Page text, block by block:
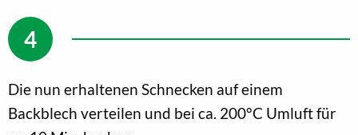
Die nun erhaltenen Schnecken auf einem
Backblech verteilen und bei ca. 200°C Umluft für